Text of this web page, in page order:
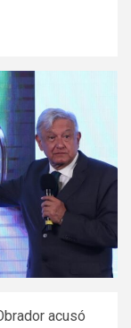
acusó